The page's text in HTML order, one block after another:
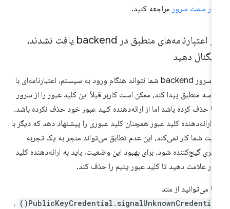
سمت سرورمراجعه کنید.
اگر اعتبارنامه‌های منطبق در backend یافت نشدند،
دهید
اگر سرور backend شما نتواند هنگام ورود به سیستم، اعتبارنامه‌ای با
منطبق پیدا کند، ممکن است کاربر قبلاً این کلید عبور را از سرور
حذف کرده باشد اما از ارائه‌دهنده کلید عبور خود حذف نکرده باشد.
ارائه‌دهنده کلید عبور همچنان کلید عبوری را پیشنهاد دهد که دیگر با
شما کار نمی‌کند، این عدم تطابق می‌تواند منجر به یک تجربه
گیج‌کننده شود. برای بهبود این وضعیت، باید به ارائه‌دهنده کلید
علامت دهید تا کلید عبور یتیم را حذف کند.
می‌توانید از متد
،